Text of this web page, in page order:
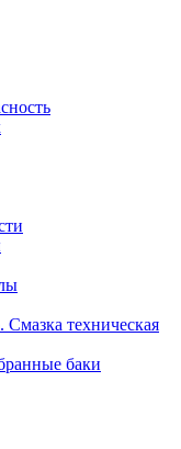
Смазка техническая
баки